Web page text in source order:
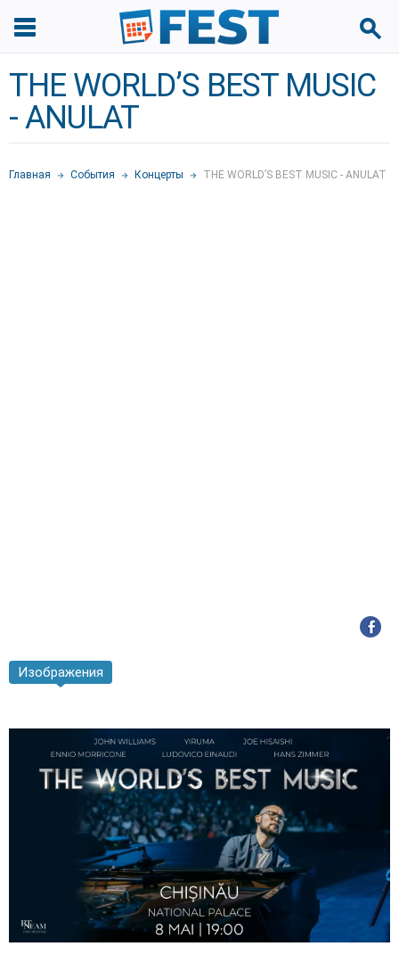
THE WORLD’S BEST MUSIC
- ANULAT
Главная События Концерты THE WORLD’S BEST MUSIC - ANULAT
Изображения